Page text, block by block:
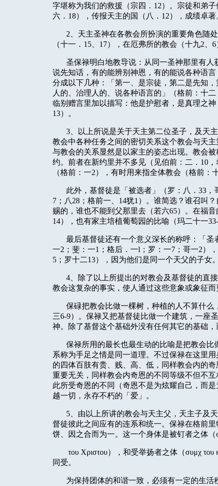
字堪称为我们的救援（宗四． 12）。宗徒和弟
六． 18），传报天主的国（八． 12），成绩卓著
2 、天主圣神在各教会所扮演的重要角色随
（十一． 15 17），在厄弗所的教会（十九2 6
圣保禄明白地教导说：从同一圣神那里有
说先知话，有的能辨别神恩，有的能说各种语
分成以下几种：「第一、是宗徒，第二是先知
人的、治理人的、说各种语言的」（格前：十二
临别赠言里加以描写：他是护慰者，是真理之
13）。
3 、以上所说是关于天主第二位圣子，及天
教会中各种任务之间的密切关系这个教会与天
与教会的关系显然是以家主的姿态出现。教会
约。前者在新约里并不多见（见伯前：二． 10
（格前：一2），有时用来指全体教会（格前：
此外，基督徒是「被选者」（罗：八． 33
7 ；八 28 ；格前一、 14犹1 ）。谁简选？谁召叫
赐的，谁也不能到父那里去（若六65）。在福
14），也有家主培植葡萄园的比喻（玛二十一
最后基督徒还有一个意义深长的称呼：「
一2 ；斐：一1 ；格后．一l ；罗：一7 ；哥一2）
5 ；罗十二13），因为他们是同一个天父的子女
4 、除了以上所提出的对教会及基督徒的直
教会这复杂的事实，使人通过这些意象或象征
保碌把教会比做一棵树，种植的人不算什
三6-9）。保禄又把基督徒比做一个建筑，一座
神。除了基督这个基础外没有任何其它的基础
保禄所用的最长也最生动的比喻是把教会比
系称为手足之情是同一道理。不过保禄在这里
的四体百肢有贵、贱、高、低，同样教会内的
重要无关，同样教会内奇恩的不同等级不但不
此所受奇恩的不同（奇恩不是为炫耀自己，而
越一切，永存不朽的「爱」。
5 、由以上所讲的教会与天主父，天主子及
督徒彼此之间应有的连系和统一。保禄在格前
饼、因之合而为一。这一个身体是被钉者之体（
του Χριστου），和受举扬者之体（συμχ του
同受。
为保持团体的和谐一致，必须有一定的生